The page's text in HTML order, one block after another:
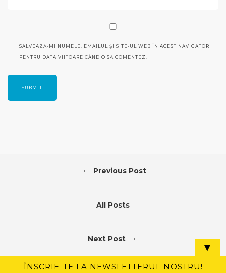
SALVEAZĂ-MI NUMELE, EMAILUL ȘI SITE-UL WEB ÎN ACEST NAVIGATOR
PENTRU DATA VIITOARE CÂND O SĂ COMENTEZ.
← Previous Post
All Posts
Next Post →
▼
ÎNSCRIE-TE LA NEWSLETTERUL NOSTRU!